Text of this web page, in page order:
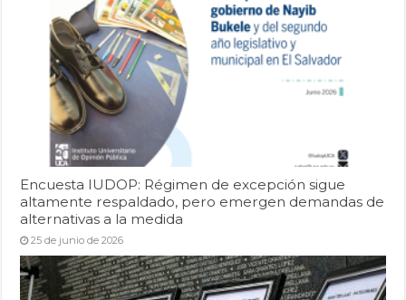
Encuesta IUDOP: Régimen de excepción sigue
altamente respaldado, pero emergen demandas de
alternativas a la medida
25 de junio de 2026